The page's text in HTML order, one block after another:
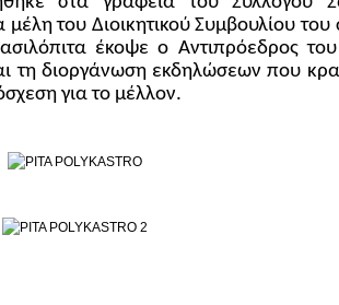
του Διοικητικού Συμβουλίου
έκοψε ο Αντιπρόεδρος
τη διοργάνωση εκδηλώσεων που
για το μέλλον.